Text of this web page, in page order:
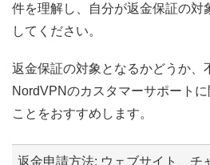
件を理解し、自分が返金保証の対
してください。
返金保証の対象となるかどうか、
NordVPNのカスタマーサポート
ことをおすすめします。
返金申請方法: ウェブサイト、チ